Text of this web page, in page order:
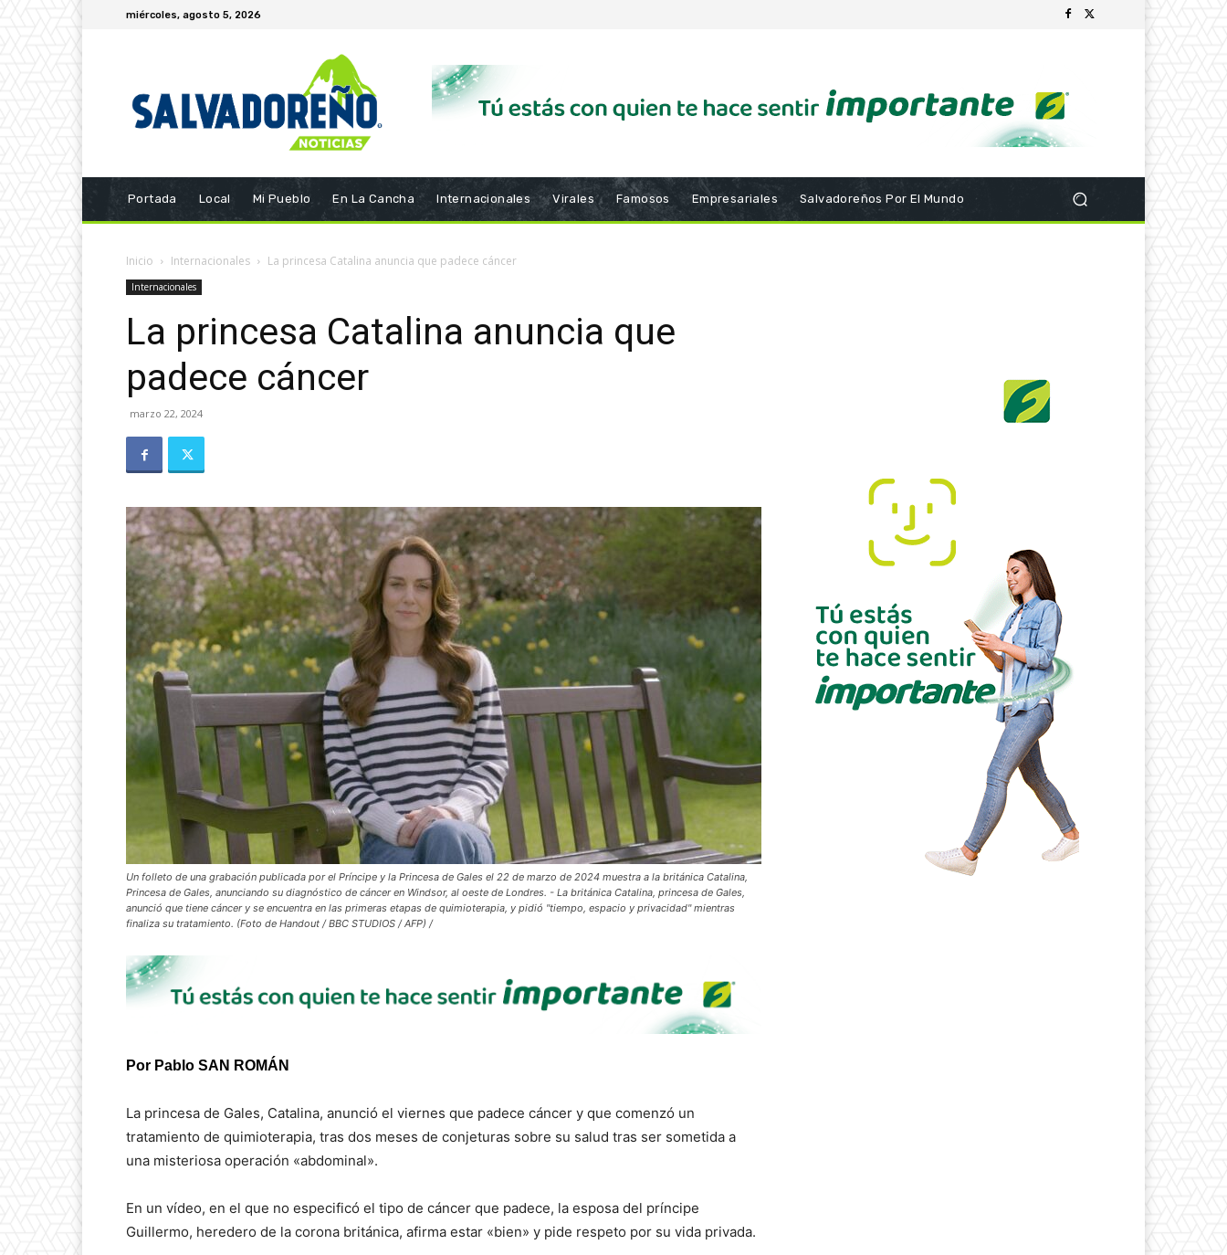
miércoles, agosto 5, 2026
Portada Local Mi Pueblo En La Cancha Internacionales Virales Famosos Empresariales Salvadoreños Por El Mundo
Inicio Internacionales La princesa Catalina anuncia que padece cáncer
Internacionales
La princesa Catalina anuncia que
padece cáncer
marzo 22, 2024
Un folleto de una grabación publicada por el Príncipe y la Princesa de Gales el 22 de marzo de 2024 muestra a la británica Catalina,
Princesa de Gales, anunciando su diagnóstico de cáncer en Windsor, al oeste de Londres. - La británica Catalina, princesa de Gales,
anunció que tiene cáncer y se encuentra en las primeras etapas de quimioterapia, y pidió "tiempo, espacio y privacidad" mientras
finaliza su tratamiento. (Foto de Handout / BBC STUDIOS / AFP) /
Por Pablo SAN ROMÁN
La princesa de Gales, Catalina, anunció el viernes que padece cáncer y que comenzó un
tratamiento de quimioterapia, tras dos meses de conjeturas sobre su salud tras ser sometida a
una misteriosa operación «abdominal».
En un vídeo, en el que no especificó el tipo de cáncer que padece, la esposa del príncipe
Guillermo, heredero de la corona británica, afirma estar «bien» y pide respeto por su vida privada.